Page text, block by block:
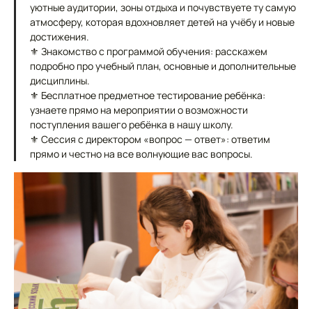
уютные аудитории, зоны отдыха и почувствуете ту самую
атмосферу, которая вдохновляет детей на учёбу и новые
достижения.
⚜ Знакомство с программой обучения: расскажем
подробно про учебный план, основные и дополнительные
дисциплины.
⚜ Бесплатное предметное тестирование ребёнка:
узнаете прямо на мероприятии о возможности
поступления вашего ребёнка в нашу школу.
⚜ Сессия с директором «вопрос — ответ»: ответим
прямо и честно на все волнующие вас вопросы.